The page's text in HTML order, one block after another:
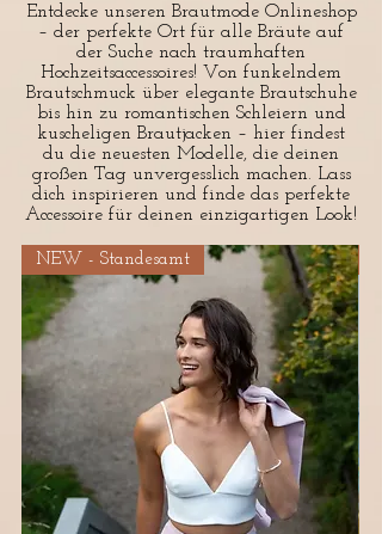
Entdecke unseren Brautmode Onlineshop
– der perfekte Ort für alle Bräute auf
der Suche nach traumhaften
Hochzeitsaccessoires! Von funkelndem
Brautschmuck über elegante Brautschuhe
bis hin zu romantischen Schleiern und
kuscheligen Brautjacken – hier findest
du die neuesten Modelle, die deinen
großen Tag unvergesslich machen. Lass
dich inspirieren und finde das perfekte
Accessoire für deinen einzigartigen Look!
NEW - Standesamt